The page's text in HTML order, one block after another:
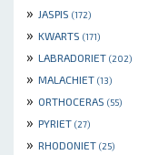
» JASPIS (172)
» KWARTS (171)
» LABRADORIET (202)
» MALACHIET (13)
» ORTHOCERAS (55)
» PYRIET (27)
» RHODONIET (25)